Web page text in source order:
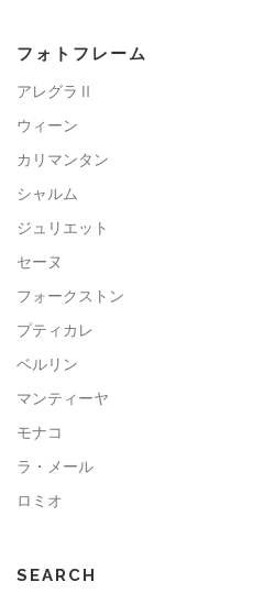
フォトフレーム
アレグラⅡ
ウィーン
カリマンタン
シャルム
ジュリエット
セーヌ
フォークストン
プティカレ
ベルリン
マンティーヤ
モナコ
ラ・メール
ロミオ
SEARCH